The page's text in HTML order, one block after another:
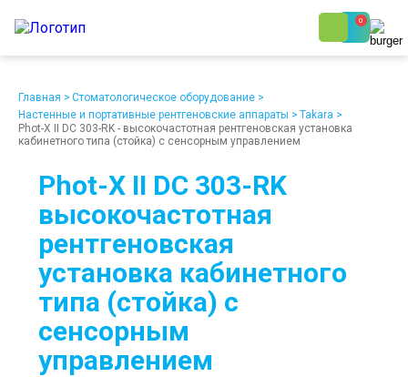
0
Ежедневно с 9:00 до 19:00
О компании
Доставка
Кредит/Лизинг
Проект клиники
Возврат
Статьи
Наши клиенты
Контакты
Главная > Стоматологическое оборудование >
Настенные и портативные рентгеновские аппараты > Takara >
Phot-X II DC 303-RK - высокочастотная рентгеновская установка
кабинетного типа (стойка) с сенсорным управлением
Phot-X II DC 303-RK
высокочастотная
рентгеновская
установка кабинетного
типа (стойка) с
сенсорным
управлением